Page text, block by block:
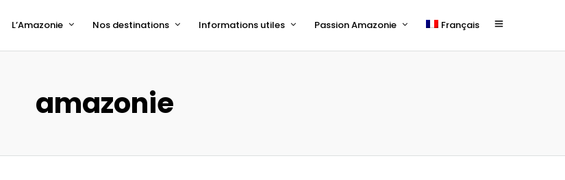
L’Amazonie Nos destinations Informations utiles Passion Amazonie Français
amazonie